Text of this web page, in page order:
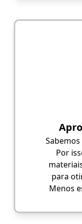
Por
para
Menos